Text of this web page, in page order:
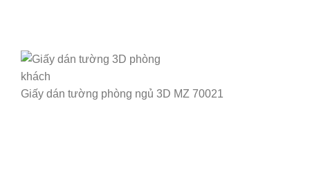
Giấy dán tường phòng ngủ 3D MZ 70021